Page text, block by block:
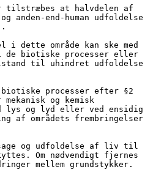
tilstræbes at halvdelen af
end-human udfoldelse
i dette område kan ske med
de biotiske processer eller
til uhindret udfoldelse
processer efter §2
og kemisk
lys og lyd eller ved ensidig
af områdets frembringelser
og udfoldelse af liv til
Om nødvendigt fjernes
mellem grundstykker.